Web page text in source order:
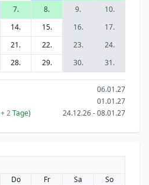
7. 8. 9.
10.
14. 15. 16.
17.
21. 22. 23.
24.
28. 29. 30. 31.
06.01.27
01.01.27
+ 2Tage) 24.12.26 - 08.01.27
Do Fr Sa
So